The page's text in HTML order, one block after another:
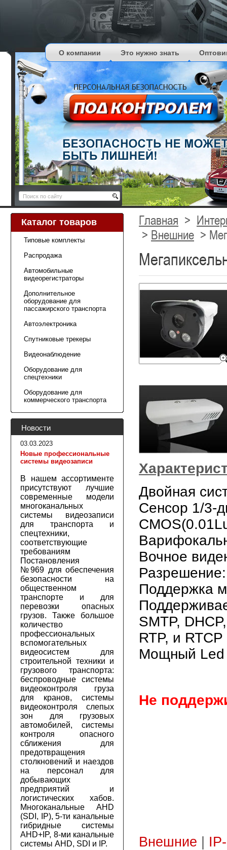
О компании Это нужно знать
Каталог товаров
Типовые комплекты
Распродажа
Автомобильные
видеорегистраторы
Дополнительное
оборудование для
пассажирского транспорта
Автоэлектроника
Спутниковые трекеры
Видеонаблюдение
Оборудование для
спецтехники
Оборудование для
коммерческого транспорта
Новости
03.03.2023
Новые профессиональные
системы видеозаписи
В нашем ассортименте
присутствуют лучшие
современные модели
многоканальных
системы видеозаписи
для транспорта и
спецтехники,
соответствующие
требованиям
Постановления
№969 для обеспечения
безопасности на
общественном
транспорте и для
перевозки опасных
грузов. Также большое
количество
профессиональных
вспомогательных
видеосистем для
строительной техники и
грузового транспорта:
беспроводные системы
видеоконтроля груза
для кранов, системы
видеоконтроля слепых
зон для грузовых
автомобилей, системы
контроля опасного
сближения для
предотвращения
столкновений и наездов
на персонал для
добывающих
предприятий и
логистических хабов.
Многоканальные AHD
(SDI, IP), 5-ти канальные
гибридные системы
AHD+IP, 8-ми канальные
системы AHD, SDI и IP.
Главная >
> Внешние >
Двойная
Сенсор 1/3-
Вочное
Поддержка
SMTP,
RTP, и RTCP
Мощный Led
Не
Внешние